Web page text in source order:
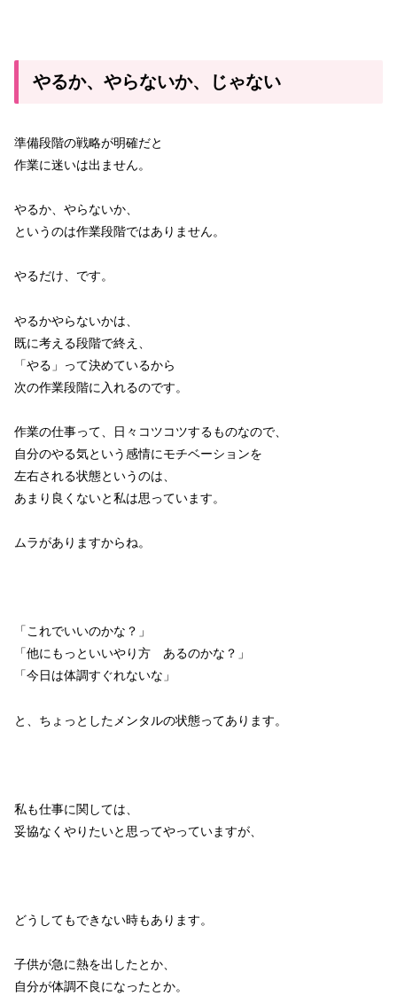
やるか、やらないか、じゃない
準備段階の戦略が明確だと
作業に迷いは出ません。
やるか、やらないか、
というのは作業段階ではありません。
やるだけ、です。
やるかやらないかは、
既に考える段階で終え、
「やる」って決めているから
次の作業段階に入れるのです。
作業の仕事って、日々コツコツするものなので、
自分のやる気という感情にモチベーションを
左右される状態というのは、
あまり良くないと私は思っています。
ムラがありますからね。
「これでいいのかな？」
「他にもっといいやり方 あるのかな？」
「今日は体調すぐれないな」
と、ちょっとしたメンタルの状態ってあります。
私も仕事に関しては、
妥協なくやりたいと思ってやっていますが、
どうしてもできない時もあります。
子供が急に熱を出したとか、
自分が体調不良になったとか。